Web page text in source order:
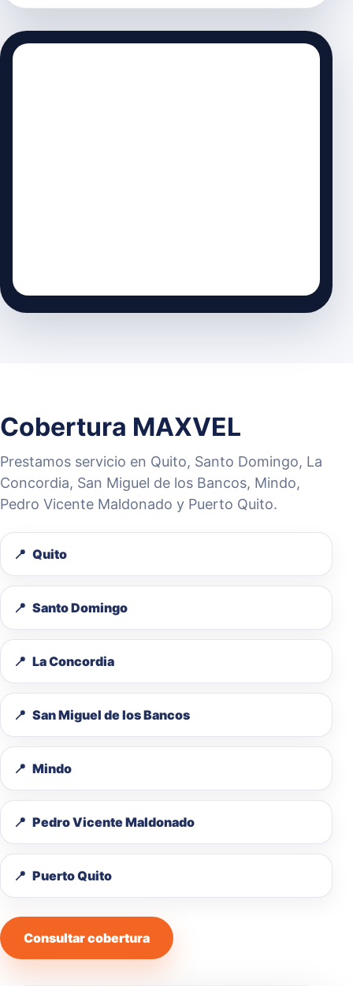
Cobertura MAXVEL
Prestamos servicio en Quito, Santo Domingo, La
Concordia, San Miguel de los Bancos, Mindo,
Pedro Vicente Maldonado y Puerto Quito.
Quito
Santo Domingo
La Concordia
San Miguel de los Bancos
Mindo
Pedro Vicente Maldonado
Puerto Quito
Consultar cobertura